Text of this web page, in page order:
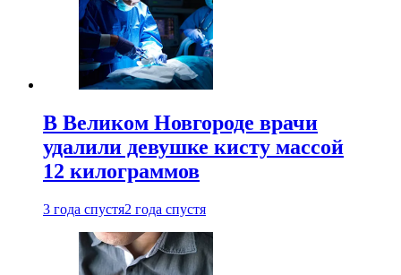
В Великом Новгороде врачи
удалили девушке кисту массой
12 килограммов
3 года спустя2 года спустя